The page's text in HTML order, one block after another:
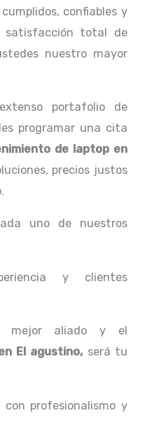
confiables y
satisfacción total de
nuestro mayor
portafolio de
programar una cita
de laptop en
precios justos
uno de nuestros
y clientes
mejor aliado y el
El agustino, será tu
profesionalismo y